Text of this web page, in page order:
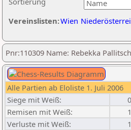
Vereinslisten:Wien
Pnr:110309 Name: Rebekka
Alle Partien ab Eloliste 1. Juli 2006
Siege mit Weiß:
0
Remisen mit Weiß:
1
Verluste mit Weiß:
1